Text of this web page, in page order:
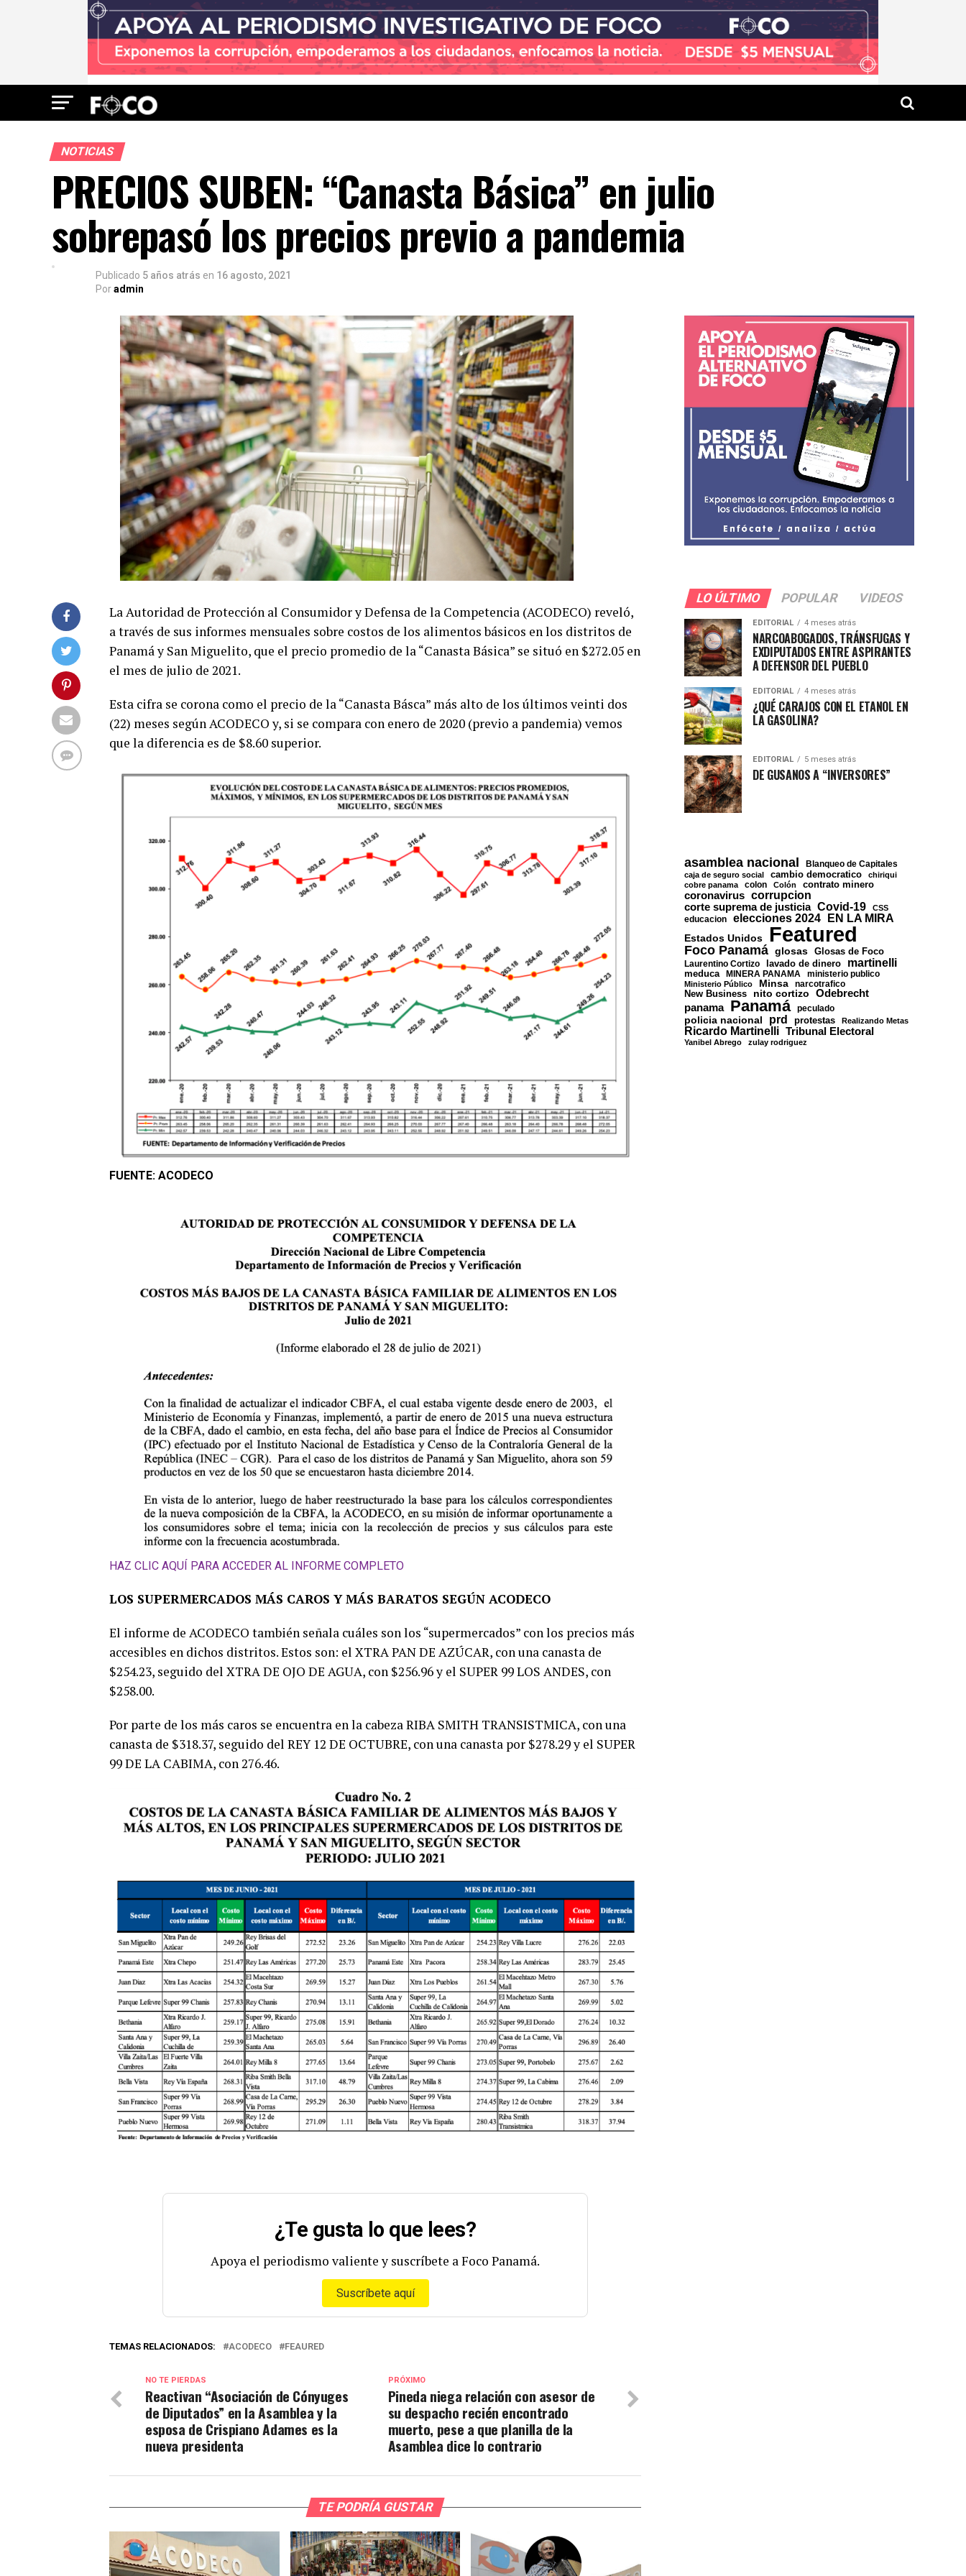
NOTICIAS
PRECIOS SUBEN: “Canasta Básica” en julio
sobrepasó los precios previo a pandemia
Publicado 5 años atrás en 16 agosto, 2021
Poradmin
La Autoridad de Protección al Consumidor y Defensa de la Competencia (ACODECO) reveló,
a través de sus informes mensuales sobre costos de los alimentos básicos en los distritos de
Panamá y San Miguelito, que el precio promedio de la “Canasta Básica” se situó en $272.05 en
el mes de julio de 2021.
Esta cifra se corona como el precio de la “Canasta Básca” más alto de los últimos veinti dos
(22) meses según ACODECO y, si se compara con enero de 2020 (previo a pandemia) vemos
que la diferencia es de $8.60 superior.
FUENTE: ACODECO
HAZ CLIC AQUÍ PARA ACCEDER AL INFORME COMPLETO
LOS SUPERMERCADOS MÁS CAROS Y MÁS BARATOS SEGÚN ACODECO
El informe de ACODECO también señala cuáles son los “supermercados” con los precios más
accesibles en dichos distritos. Estos son: el XTRA PAN DE AZÚCAR, con una canasta de
$254.23, seguido del XTRA DE OJO DE AGUA, con $256.96 y el SUPER 99 LOS ANDES, con
$258.00.
Por parte de los más caros se encuentra en la cabeza RIBA SMITH TRANSISTMICA, con una
canasta de $318.37, seguido del REY 12 DE OCTUBRE, con una canasta por $278.29 y el SUPER
99 DE LA CABIMA, con 276.46.
¿Te gusta lo que lees?
Apoya el periodismo valiente y suscríbete a Foco Panamá.
Suscríbete aquí
TEMAS RELACIONADOS: ACODECO FEAURED
PRÓXIMO
Pineda niega relación con asesor de
su despacho recién encontrado
muerto, pese a que planilla de la
Asamblea dice lo contrario
NO TE PIERDAS
Reactivan “Asociación de Cónyuges
de Diputados” en la Asamblea y la
esposa de Crispiano Adames es la
nueva presidenta
TE PODRÍA GUSTAR
LO ÚLTIMO POPULAR VIDEOS
EDITORIAL 4 meses atrás
NARCOABOGADOS, TRÁNSFUGAS Y
EXDIPUTADOS ENTRE ASPIRANTES
A DEFENSOR DEL PUEBLO
EDITORIAL 4 meses atrás
¿QUÉ CARAJOS CON EL ETANOL EN
LA GASOLINA?
EDITORIAL 5 meses atrás
DE GUSANOS A “INVERSORES”
asamblea nacional Blanqueo de Capitales
caja de seguro social cambio democratico
chiriqui
cobre panama
colon Colón contrato minero
coronavirus corrupcion
corte suprema de justicia Covid-19 CSS
educacion elecciones 2024 EN LA MIRA
Estados Unidos Featured
Foco Panamá glosas Glosas de Foco
Laurentino Cortizo lavado de dinero martinelli
meduca MINERA PANAMA ministerio publico
Ministerio Público Minsa
narcotrafico
New Business
nito cortizo Odebrecht
panama Panamá peculado
policia nacional prd protestas Realizando Metas
Ricardo Martinelli Tribunal Electoral
Yanibel Abrego zulay rodriguez